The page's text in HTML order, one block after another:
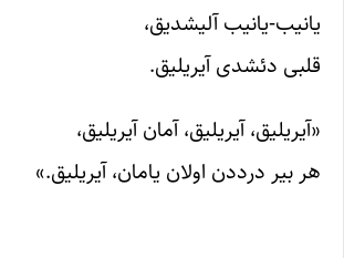
یانیب-یانیب آلیشدیق،
قلبی دئشدی آیریلیق.
«آیریلیق، آیریلیق، آمان آیریلیق،
هر بیر درددن اولان یامان، آیریلیق.»